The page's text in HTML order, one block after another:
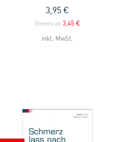
3,95 €
Bereits ab 3,45 €
inkl. MwSt.